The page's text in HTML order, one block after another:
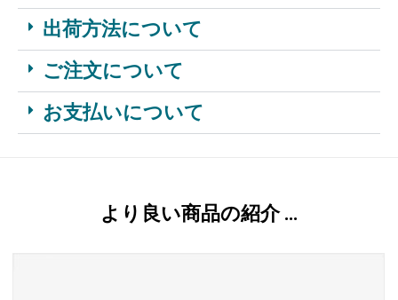
出荷方法について
ご注文について
お支払いについて
より良い商品の紹介 …